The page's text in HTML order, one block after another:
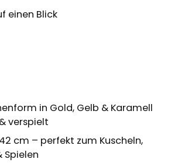
einen Blick
in Gold, Gelb & Karamell
verspielt
cm – perfekt zum Kuscheln,
Spielen